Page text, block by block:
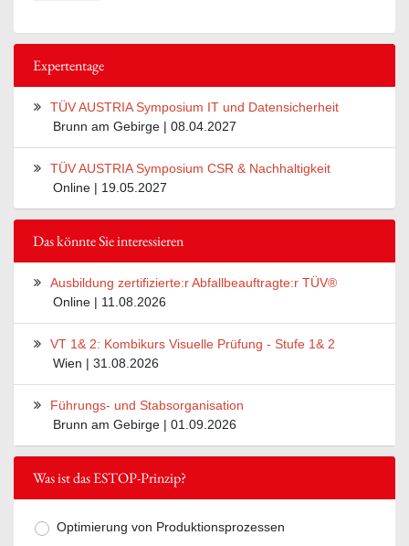
Expertentage
TÜV AUSTRIA Symposium IT und Datensicherheit
Brunn am Gebirge | 08.04.2027
TÜV AUSTRIA Symposium CSR & Nachhaltigkeit
Online | 19.05.2027
Das könnte Sie interessieren
Ausbildung zertifizierte:r Abfallbeauftragte:r TÜV®
Online | 11.08.2026
VT 1& 2: Kombikurs Visuelle Prüfung - Stufe 1& 2
Wien | 31.08.2026
Führungs- und Stabsorganisation
Brunn am Gebirge | 01.09.2026
Was ist das ESTOP-Prinzip?
Mögliche Antworten zur Frage Was
Optimierung von Produktionsprozessen